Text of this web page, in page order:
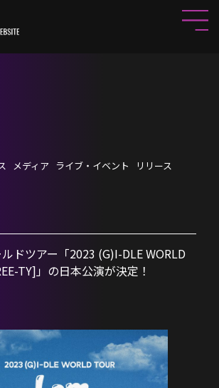
メディア ライブ・イベント リリース
ドツアー「2023 (G)I-DLE WORLD
TY]」の日本公演が決定！